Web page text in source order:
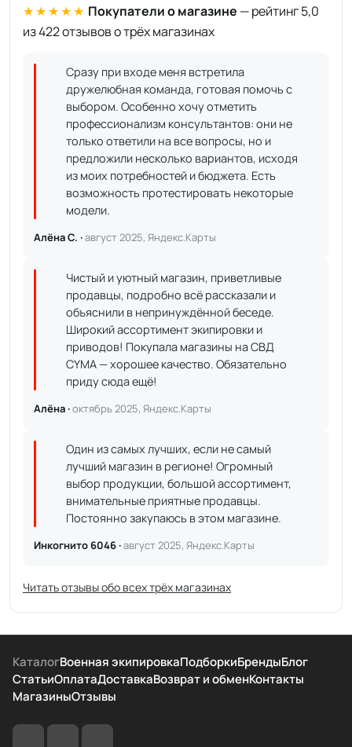
★★★★★ Покупатели о магазине — рейтинг 5,0
из 422 отзывов о трёх магазинах
Сразу при входе меня встретила
дружелюбная команда, готовая помочь с
выбором. Особенно хочу отметить
профессионализм консультантов: они не
только ответили на все вопросы, но и
предложили несколько вариантов, исходя
из моих потребностей и бюджета. Есть
возможность протестировать некоторые
модели.
Алёна С. ·август 2025, Яндекс.Карты
Чистый и уютный магазин, приветливые
продавцы, подробно всё рассказали и
объяснили в непринуждённой беседе.
Широкий ассортимент экипировки и
приводов! Покупала магазины на СВД
CYMA — хорошее качество. Обязательно
приду сюда ещё!
Алёна ·октябрь 2025, Яндекс.Карты
Один из самых лучших, если не самый
лучший магазин в регионе! Огромный
выбор продукции, большой ассортимент,
внимательные приятные продавцы.
Постоянно закупаюсь в этом магазине.
Инкогнито 6046 ·август 2025, Яндекс.Карты
Читать отзывы обо всех трёх магазинах
КаталогВоенная экипировкаПодборкиБрендыБлог
СтатьиОплатаДоставкаВозврат и обменКонтакты
МагазиныОтзывы